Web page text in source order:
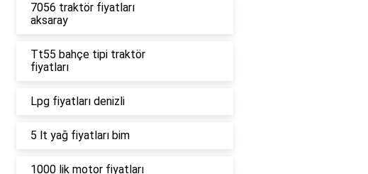
7056 traktör fiyatları
aksaray
Tt55 bahçe tipi traktör
fiyatları
Lpg fiyatları denizli
5 lt yağ fiyatları bim
1000 lik motor fiyatları